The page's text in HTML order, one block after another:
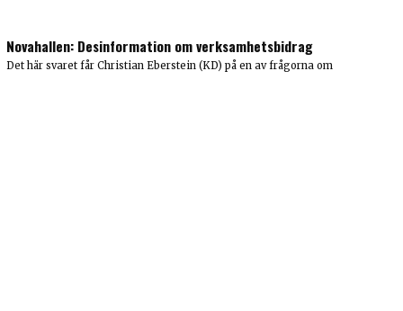
Novahallen: Desinformation om verksamhetsbidrag
Det här svaret får Christian Eberstein (KD) på en av frågorna om